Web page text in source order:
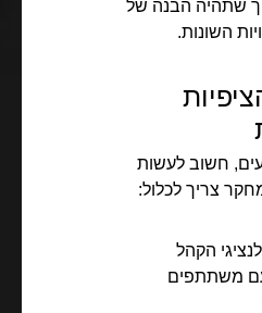
שתהיה הבנה של
השונות.
חשוב לעשות
צריך לכלול:
הקהל
עם משתתפים